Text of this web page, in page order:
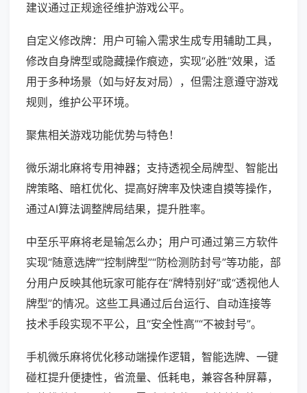
建议通过正规途径维护游戏公平。
自定义修改牌：用户可输入需求生成专用辅助工具，
修改自身牌型或隐藏操作痕迹，实现“必胜”效果，适
用于多种场景（如与好友对局），但需注意遵守游戏
规则，维护公平环境。
聚焦相关游戏功能优势与特色！
微乐湖北麻将专用神器；支持透视全局牌型、智能出
牌策略、暗杠优化、提高好牌率及快速自摸等操作，
通过AI算法调整牌局结果，提升胜率。
中至乐平麻将老是输怎么办；用户可通过第三方软件
实现“随意选牌”“控制牌型”“防检测防封号”等功能，部
分用户反映其他玩家可能存在“牌特别好”或“透视他人
牌型”的情况。这些工具通过后台运行、自动连接等
技术手段实现不平公，且“安全性高”“不被封号”。
手机微乐麻将优化移动端操作逻辑，智能选牌、一键
碰杠提升便捷性，省流量、低耗电，兼容各种屏幕，